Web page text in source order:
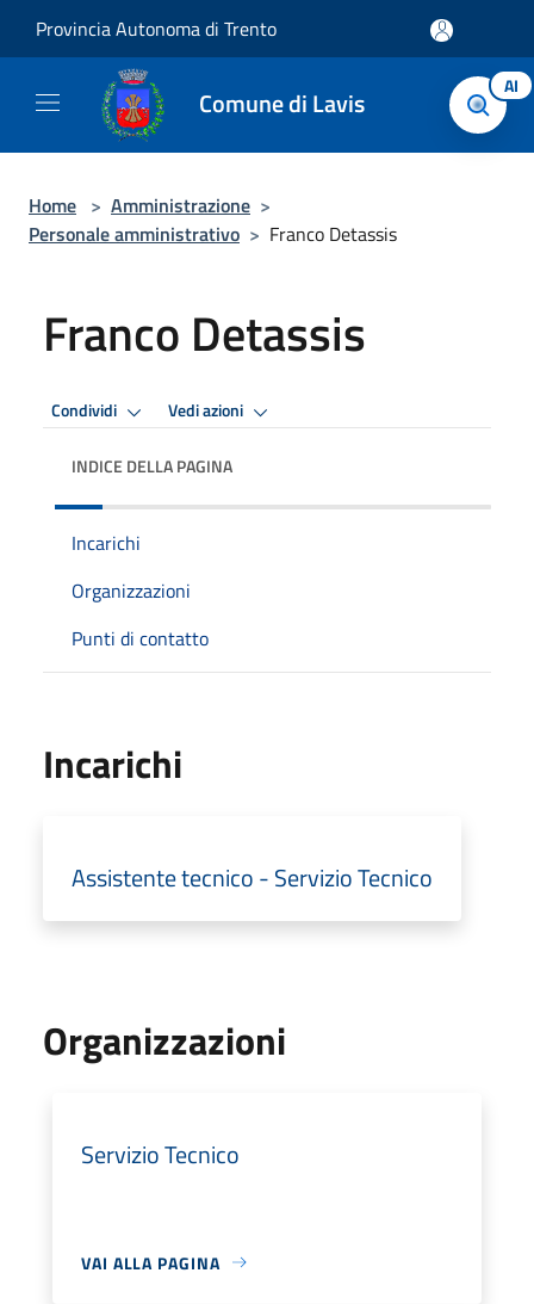
Provincia Autonoma di Trento
Comune di Lavis AI
Home > Amministrazione >
Personale amministrativo > Franco Detassis
Franco Detassis
Condividi Vedi azioni
INDICE DELLA PAGINA
Incarichi
Organizzazioni
Punti di contatto
Incarichi
Assistente tecnico - Servizio Tecnico
Organizzazioni
Servizio Tecnico
VAI ALLA PAGINA